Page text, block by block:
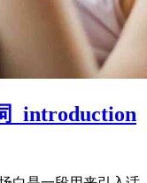
_introduction